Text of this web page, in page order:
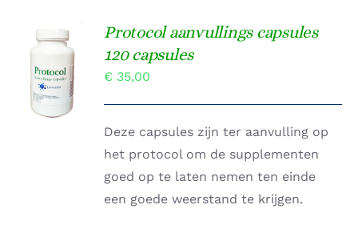
TOEVOEGEN
WINKELWAGEN
/
DETAILS
Protocol aanvullings capsules
120 capsules
€ 35,00
Deze capsules zijn ter aanvulling op
het protocol om de supplementen
goed op te laten nemen ten einde
een goede weerstand te krijgen.